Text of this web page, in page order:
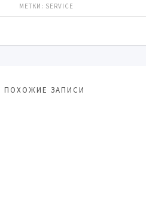
МЕТКИ: SERVICE
ПОХОЖИЕ ЗАПИСИ